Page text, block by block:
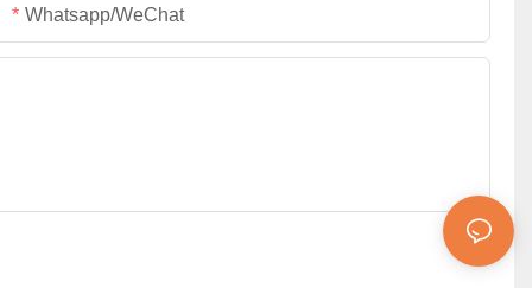
Whatsapp/WeChat